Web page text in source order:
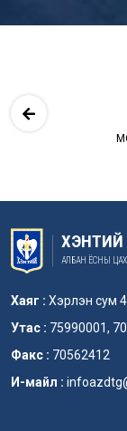
АЛБАН ЁСНЫ
Хаяг : Хэрлэн сум
Утас : 75990001,
Факс : 70562412
И-майл :